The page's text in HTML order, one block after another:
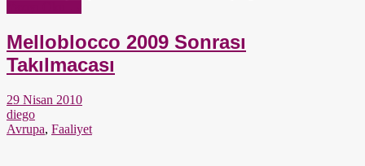
Melloblocco 2009 Sonrası
Takılmacası
29 Nisan 2010
diego
Avrupa, Faaliyet